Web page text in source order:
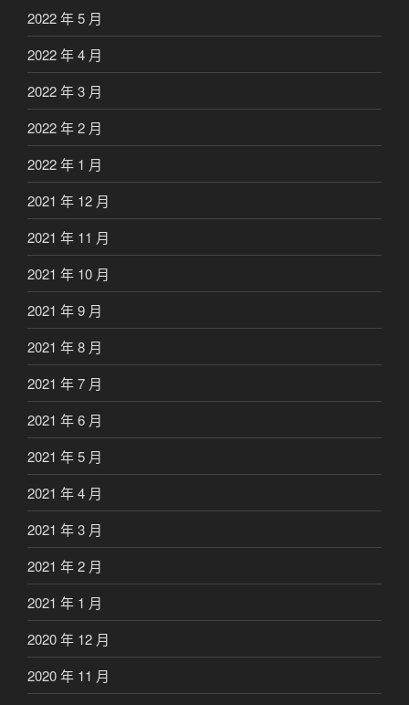
2022 年 5 月
2022 年 4 月
2022 年 3 月
2022 年 2 月
2022 年 1 月
2021 年 12 月
2021 年 11 月
2021 年 10 月
2021 年 9 月
2021 年 8 月
2021 年 7 月
2021 年 6 月
2021 年 5 月
2021 年 4 月
2021 年 3 月
2021 年 2 月
2021 年 1 月
2020 年 12 月
2020 年 11 月